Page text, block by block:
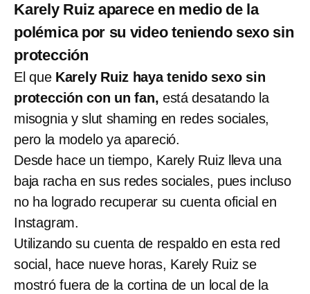
Karely Ruiz aparece en medio de la
polémica por su video teniendo sexo sin
protección
El que Karely Ruiz haya tenido sexo sin
protección con un fan, está desatando la
misognia y slut shaming en redes sociales,
pero la modelo ya apareció.
Desde hace un tiempo, Karely Ruiz lleva una
baja racha en sus redes sociales, pues incluso
no ha logrado recuperar su cuenta oficial en
Instagram.
Utilizando su cuenta de respaldo en esta red
social, hace nueve horas, Karely Ruiz se
mostró fuera de la cortina de un local de la